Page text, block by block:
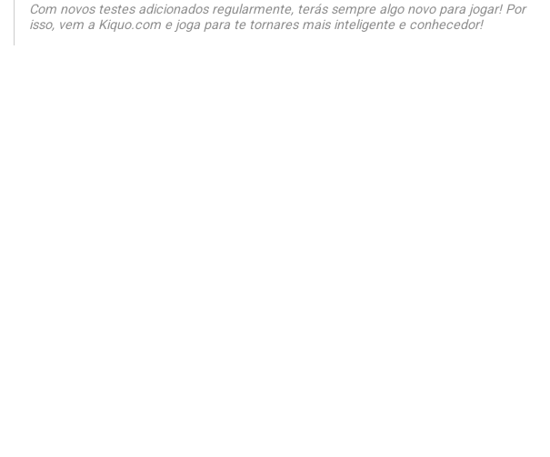
Com novos testes adicionados regularmente, terás sempre algo novo para jogar! Por
isso, vem a Kiquo.com e joga para te tornares mais inteligente e conhecedor!